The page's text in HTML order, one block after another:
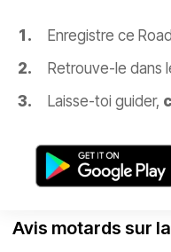
Enregistre ce
Retrouve-le dans
Laisse-toi guider,
Avis motards sur